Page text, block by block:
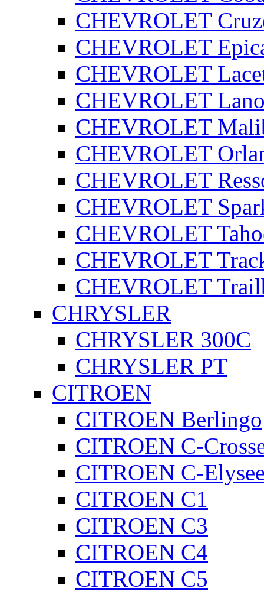
CHEVROLET
CHEVROLET
CHEVROLET
CHEVROLET
CHEVROLET
CHEVROLET
CHEVROLET
CHEVROLET
CHEVROLET
CHEVROLET
CHEVROLET
CHRYSLER
CHRYSLER 300C
CHRYSLER PT
CITROEN
CITROEN Berlingo
CITROEN C-
CITROEN C-
CITROEN C1
CITROEN C3
CITROEN C4
CITROEN C5